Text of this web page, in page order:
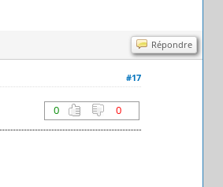
Répondre
#17
0 0